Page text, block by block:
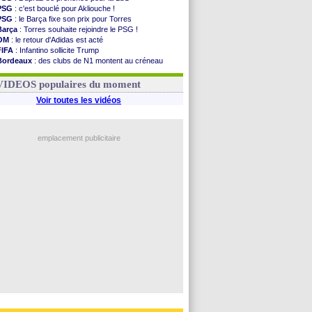
: c'est bouclé pour Akliouche !
: le Barça fixe son prix pour Torres
: Torres souhaite rejoindre le PSG !
: le retour d'Adidas est acté
: Infantino sollicite Trump
: des clubs de N1 montent au créneau
: le démenti de Leipzig pour Diomandé
populaires du moment
Voir toutes les vidéos
emplacement publicitaire